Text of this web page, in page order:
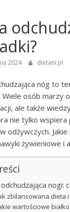
2024 dietani.pl
nóg to
osób marzy
ale także
nie tylko wspiera
odżywczych.
żywieniowe i
nogi:
zbilansowana dieta
wartościowe